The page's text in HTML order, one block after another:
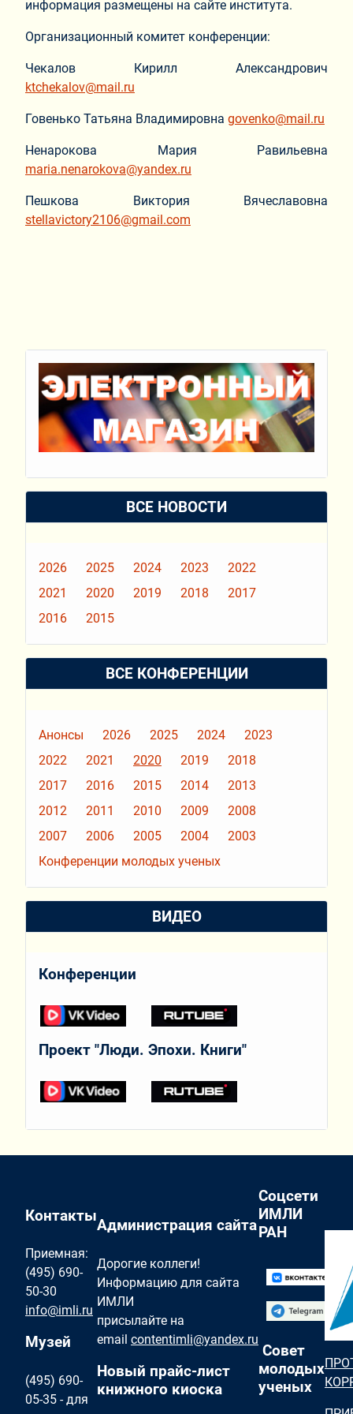
информация размещены на сайте института.
Организационный комитет конференции:
Чекалов Кирилл Александрович
ktchekalov@mail.ru
Говенько Татьяна Владимировна govenko@mail.ru
Ненарокова Мария Равильевна
maria.nenarokova@yandex.ru
Пешкова Виктория Вячеславовна
stellavictory2106@gmail.com
ВСЕ НОВОСТИ
2026 2025 2024 2023
2022
2021
2020 2019 2018
2017
2016
2015
ВСЕ КОНФЕРЕНЦИИ
Анонсы 2026 2025 2024
2023
2022
2021 2020 2019
2018
2017
2016 2015 2014
2013
2012
2011 2010 2009
2008
2007
2006 2005 2004
2003
Конференции молодых ученых
ВИДЕО
Конференции
Проект "Люди. Эпохи. Книги"
Контакты
Приемная:
(495) 690-
50-30
info@imli.ru
Музей
(495) 690-
05-35 - для
Администрация сайта
Дорогие коллеги!
Информацию для сайта
ИМЛИ
присылайте на
email contentimli@yandex.ru
Новый прайс-лист
книжного киоска
Соцсети
ИМЛИ
РАН
Совет
молодых
ученых